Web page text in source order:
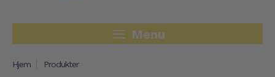
Menu
Hjem Produkter